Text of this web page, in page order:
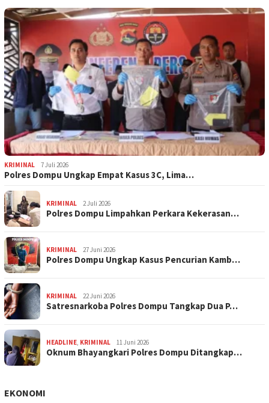
KRIMINAL 7 Juli 2026
Polres Dompu Ungkap Empat Kasus 3C, Lima…
KRIMINAL 2 Juli 2026
Polres Dompu Limpahkan Perkara Kekerasan…
KRIMINAL 27 Juni 2026
Polres Dompu Ungkap Kasus Pencurian Kamb…
KRIMINAL 22 Juni 2026
Satresnarkoba Polres Dompu Tangkap Dua P…
HEADLINE, KRIMINAL 11 Juni 2026
Oknum Bhayangkari Polres Dompu Ditangkap…
EKONOMI